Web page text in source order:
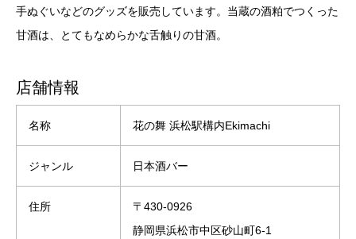
手ぬぐいなどのグッズを販売しています。当蔵の酒粕でつくった
甘酒は、とてもなめらかな舌触りの甘酒。
店舗情報
名称 花の舞 浜松駅構内Ekimachi
ジャンル 日本酒バー
住所
〒430-0926
静岡県浜松市中区砂山町6-1